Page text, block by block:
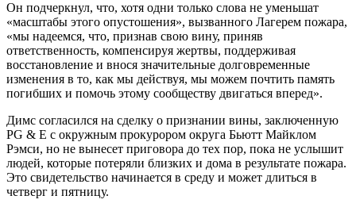
Он подчеркнул, что, хотя одни только слова не уменьшат
«масштабы этого опустошения», вызванного Лагерем пожара,
«мы надеемся, что, признав свою вину, приняв
ответственность, компенсируя жертвы, поддерживая
восстановление и внося значительные долговременные
изменения в то, как мы действуя, мы можем почтить память
погибших и помочь этому сообществу двигаться вперед».
Димс согласился на сделку о признании вины, заключенную
PG & E с окружным прокурором округа Бьютт Майклом
Рэмси, но не вынесет приговора до тех пор, пока не услышит
людей, которые потеряли близких и дома в результате пожара.
Это свидетельство начинается в среду и может длиться в
четверг и пятницу.